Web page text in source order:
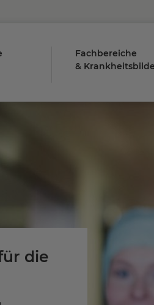
Fachbereiche
&